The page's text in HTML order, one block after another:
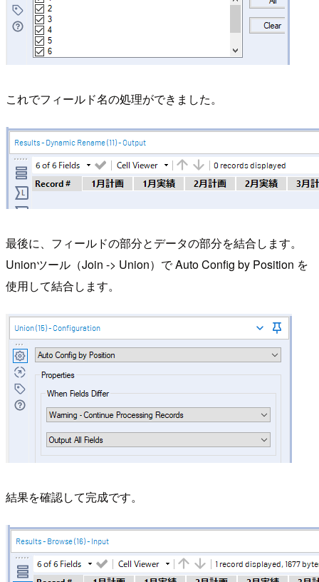
これでフィールド名の処理ができました。
最後に、フィールドの部分とデータの部分を結合します。
Unionツール（Join -> Union）で Auto Config by Position を
使用して結合します。
結果を確認して完成です。